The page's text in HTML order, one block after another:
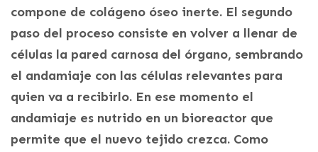
compone de colágeno óseo inerte. El segundo
paso del proceso consiste en volver a llenar de
células la pared carnosa del órgano, sembrando
el andamiaje con las células relevantes para
quien va a recibirlo. En ese momento el
andamiaje es nutrido en un bioreactor que
permite que el nuevo tejido crezca. Como